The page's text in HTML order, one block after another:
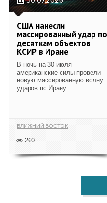
США нанесли
массированный удар по
десяткам объектов
КСИР в Иране
В ночь на 30 июля
американские силы провели
новую массированную волну
ударов по Ирану.
БЛИЖНИЙ ВОСТОК
260